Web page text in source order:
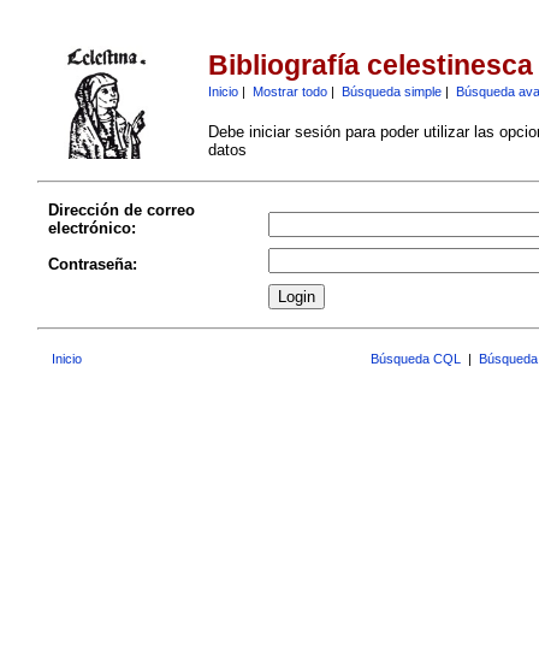
Bibliografía celestinesca
Inicio| Mostrar todo| Búsqueda simple| Búsqueda
Debe iniciar sesión para poder utilizar las
datos
Dirección de correo
electrónico:
Contraseña:
Inicio Búsqueda CQL |